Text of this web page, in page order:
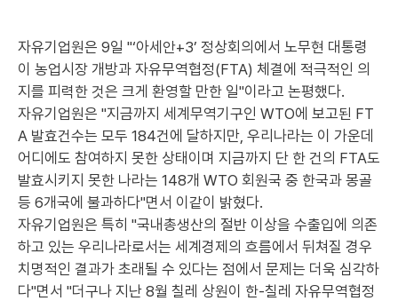
자유기업원은 9일 "‘아세안+3’ 정상회의에서 노무현 대통령
이 농업시장 개방과 자유무역협정(FTA) 체결에 적극적인 의
지를 피력한 것은 크게 환영할 만한 일"이라고 논평했다.
자유기업원은 "지금까지 세계무역기구인 WTO에 보고된 FT
A 발효건수는 모두 184건에 달하지만, 우리나라는 이 가운데
어디에도 참여하지 못한 상태이며 지금까지 단 한 건의 FTA도
발효시키지 못한 나라는 148개 WTO 회원국 중 한국과 몽골
등 6개국에 불과하다"면서 이같이 밝혔다.
자유기업원은 특히 "국내총생산의 절반 이상을 수출입에 의존
하고 있는 우리나라로서는 세계경제의 흐름에서 뒤쳐질 경우
치명적인 결과가 초래될 수 있다는 점에서 문제는 더욱 심각하
다"면서 "더구나 지난 8월 칠레 상원이 한-칠레 자유무역협정